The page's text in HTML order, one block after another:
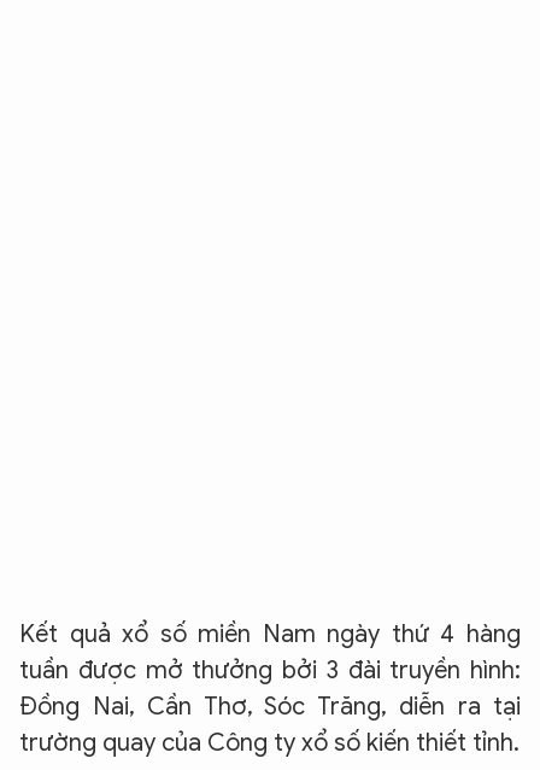
Kết quả xổ số miền Nam ngày thứ 4 hàng
tuần được mở thưởng bởi 3 đài truyền hình:
Đồng Nai, Cần Thơ, Sóc Trăng, diễn ra tại
trường quay của Công ty xổ số kiến thiết tỉnh.